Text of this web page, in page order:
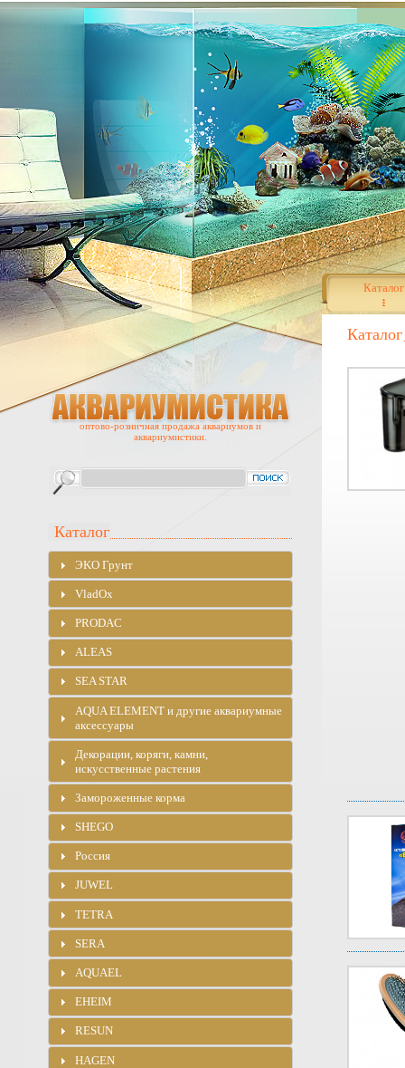
Каталог
Каталог
оптово-розничная продажа аквариумов и
аквариумистики.
Каталог
ЭKO Грунт
VladOx
PRODAC
ALEAS
SEA STAR
AQUA ELEMENT и другие аквариумные
аксессуары
Декорации, коряги, камни,
искусственные растения
Замороженные корма
SHEGO
Россия
JUWEL
TETRA
SERA
AQUAEL
EHEIM
RESUN
HAGEN